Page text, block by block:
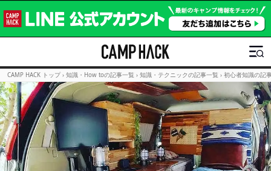
CAMP HACK トップ › 知識・How toの記事一覧 › 知識・テクニックの記事一覧 › 初心者知識の記